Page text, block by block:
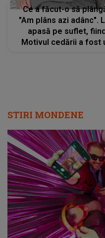
Ce a făcut-o să
"Am plâns azi adânc".
apasă pe suflet,
Motivul cedării a fost
STIRI MONDENE